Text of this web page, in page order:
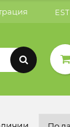
EST